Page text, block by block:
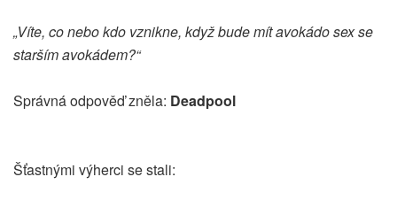
„Víte, co nebo kdo vznikne, když bude mít avokádo sex se
starším avokádem?“
Správná odpověď zněla: Deadpool
Šťastnými výherci se stali: